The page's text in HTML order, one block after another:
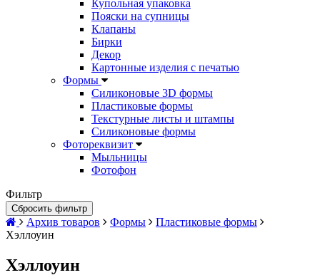
Купольная упаковка
Пояски на супницы
Клапаны
Бирки
Декор
Картонные изделия с печатью
Формы
Силиконовые 3D формы
Пластиковые формы
Текстурные листы и штампы
Силиконовые формы
Фотореквизит
Мыльницы
Фотофон
Фильтр
Сбросить фильтр
Архив товаров Формы
Пластиковые формы
Хэллоуин
Хэллоуин